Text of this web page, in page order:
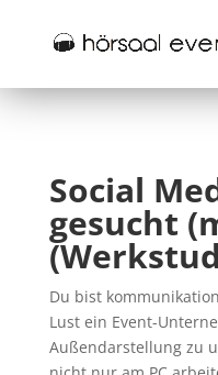
Social
gesucht
Du bist
Lust ein Event-
Außendarstellung zu